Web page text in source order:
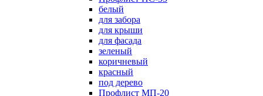
белый
для забора
для крыши
для фасада
зеленый
коричневый
красный
под дерево
Профлист МП-20